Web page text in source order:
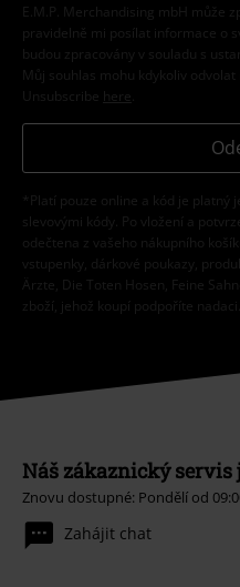
E.M.P. Merchandising mbH může
pravidelně mi posílat informace o
budou zpracovány v souladu s
Můj souhlas mohu kdykoliv
Unsubscribe here
*Platí pouze online a kód je platný
slevovými kódy. Po vložení a
odečtena z vašeho nákupního
vstupenky, dárkové poukazy,
Ärzte, Die Toten Hosen, Feine
zboží, jehož koupí podpoříte nadaci.
Náš zákaznický servis
Znovu dostupné: Pondělí od
Zahájit chat